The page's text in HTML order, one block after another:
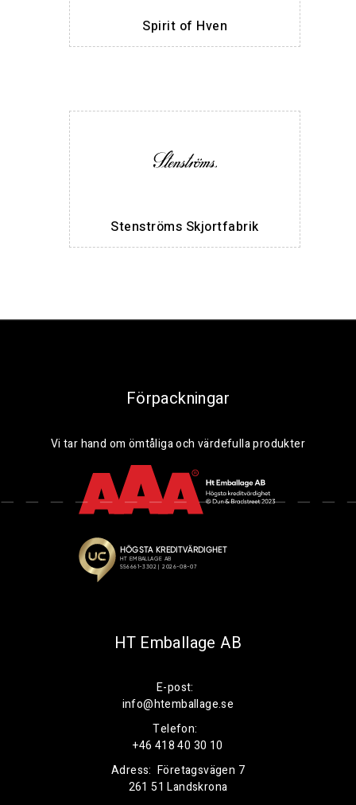
Spirit of Hven
Stenströms Skjortfabrik
Förpackningar
Vi tar hand om ömtåliga och värdefulla produkter
HT Emballage AB
E-post:
info@htemballage.se
Telefon:
+46 418 40 30 10
Adress: Företagsvägen 7
261 51 Landskrona